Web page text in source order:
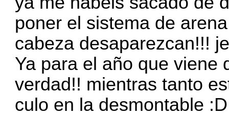
poner el sistema de
cabeza desaparezcan!!!
Ya para el año que viene
verdad!! mientras tanto
culo en la desmontable :D